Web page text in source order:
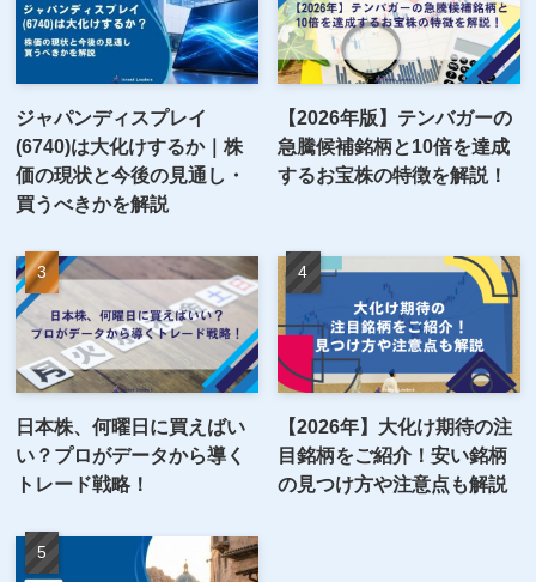
ジャパンディスプレイ
(6740)は大化けするか｜株
価の現状と今後の見通し・
買うべきかを解説
【2026年版】テンバガーの
急騰候補銘柄と10倍を達成
するお宝株の特徴を解説！
日本株、何曜日に買えばい
い？プロがデータから導く
トレード戦略！
【2026年】大化け期待の注
目銘柄をご紹介！安い銘柄
の見つけ方や注意点も解説